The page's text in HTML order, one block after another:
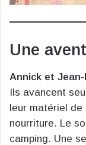
Une
Annick et
Ils avancent
leur matériel de
nourriture. Le
camping. Une